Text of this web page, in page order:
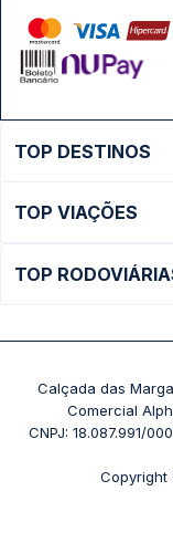
TOP DESTINOS
Ônibus São Paulo
TOP VIAÇÕES
Passagens Pássaro
+ Viações
TOP
Rodoviária Belo
Rodoviária Curitiba
+ Rodoviárias
Calçada das
Comercial
CNPJ: 18.087.991/
Copyright